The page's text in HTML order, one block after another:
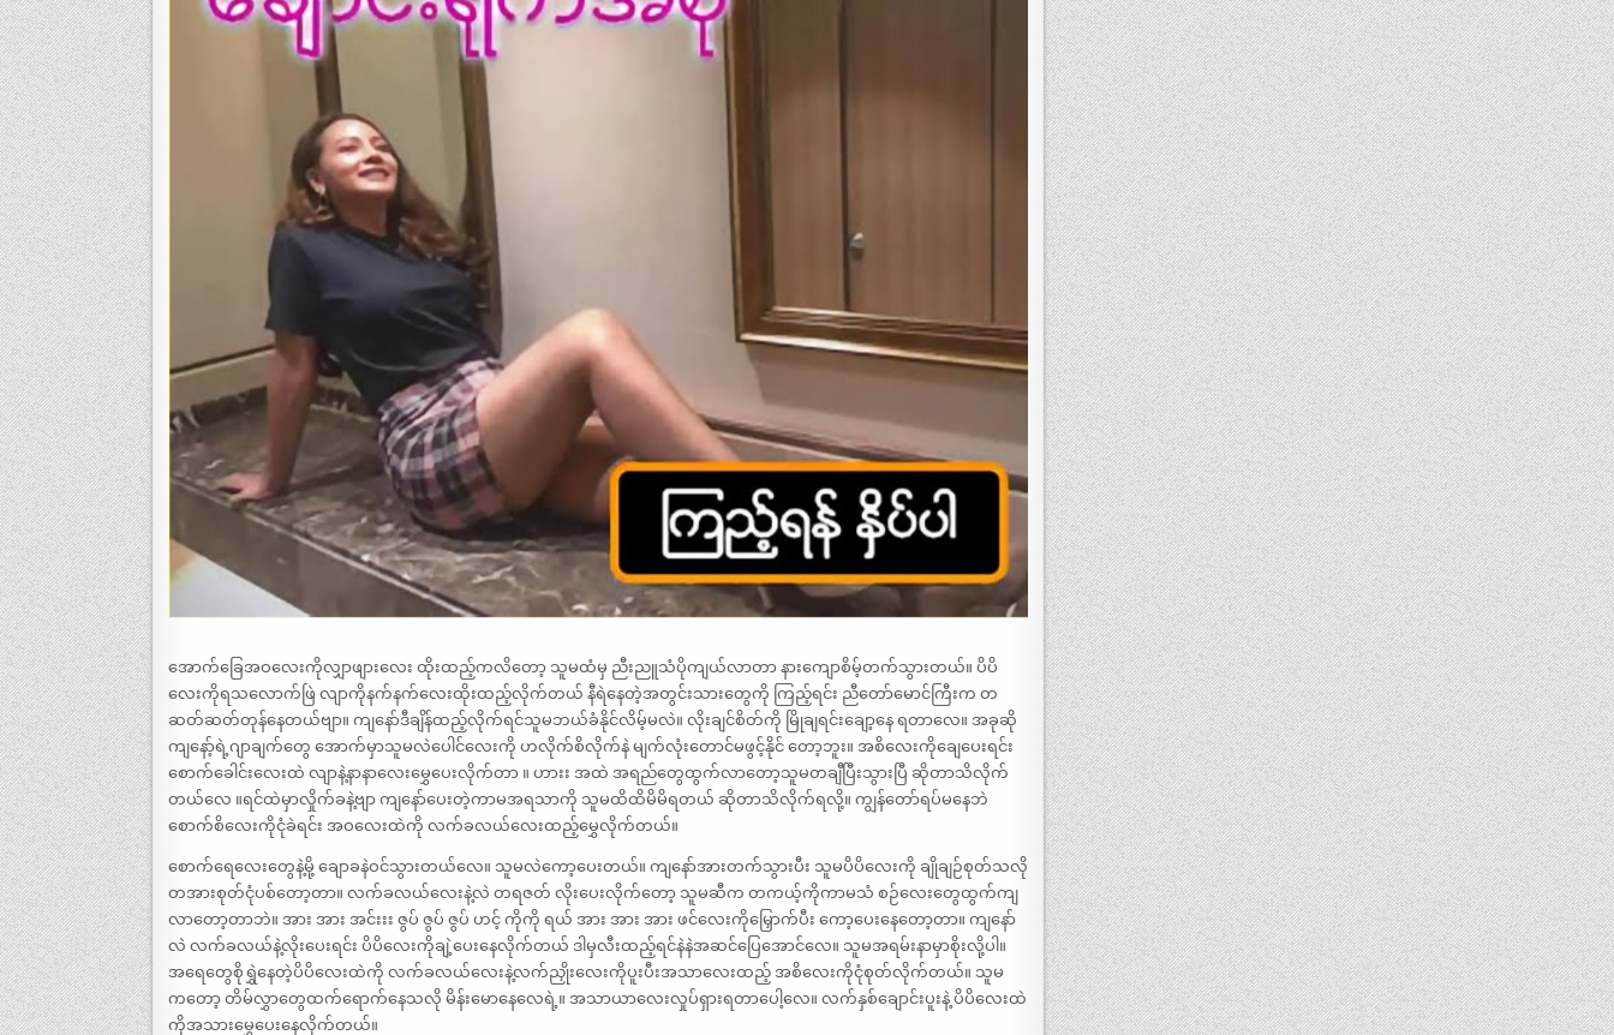
အောက်ခြေအဝလေးကိုလျှာဖျားလေး ထိုးထည့်ကလိတော့ သူမထံမှ ညီးညူသံပိုကျယ်လာတာ နားကျောစိမ့်တက်သွားတယ်။ ပိပိ
လေးကိုရသလောက်ဖြဲ လျာကိုနက်နက်လေးထိုးထည့်လိုက်တယ် နီရဲနေတဲ့အတွင်းသားတွေကို ကြည့်ရင်း ညီတော်မောင်ကြီးက တ
ဆတ်ဆတ်တုန်နေတယ်ဗျာ။ ကျနော်ဒီချိန်ထည့်လိုက်ရင်သူမဘယ်ခံနိုင်လိမ့်မလဲ။ လိုးချင်စိတ်ကို မြိုချရင်းချော့နေ ရတာလေ။ အခုဆို
ကျနော့်ရဲ့ဂျာချက်တွေ အောက်မှာသူမလဲပေါင်လေးကို ဟလိုက်စိလိုက်နဲ မျက်လုံးတောင်မဖွင့်နိုင် တော့ဘူး။ အစိလေးကိုချေပေးရင်း
စောက်ခေါင်းလေးထဲ လျာနဲ့နာနာလေးမွှေပေးလိုက်တာ ။ ဟားး အထဲ အရည်တွေထွက်လာတော့သူမတချီပြီးသွားပြီ ဆိုတာသိလိုက်
တယ်လေ ။ရင်ထဲမှာလှိုက်ခနဲ့ဗျာ ကျနော်ပေးတဲ့ကာမအရသာကို သူမထိထိမိမိရတယ် ဆိုတာသိလိုက်ရလို့။ ကျွန်တော်ရပ်မနေဘဲ
စောက်စိလေးကိုငုံခဲရင်း အဝလေးထဲကို လက်ခလယ်လေးထည့်မွှေလိုက်တယ်။
စောက်ရေလေးတွေနဲ့မို့ ချောခနဲဝင်သွားတယ်လေ။ သူမလဲကော့ပေးတယ်။ ကျနော်အားတက်သွားပီး သူမပိပိလေးကို ချိုချဉ်စုတ်သလို
တအားစုတ်ငုံပစ်တော့တာ။ လက်ခလယ်လေးနဲ့လဲ တရဇတ် လိုးပေးလိုက်တော့ သူမဆီက တကယ့်ကိုကာမသံ စဉ်လေးတွေထွက်ကျ
လာတော့တာဘဲ။ အား အား အင်းးး ဇွပ် ဇွပ် ဇွပ် ဟင့် ကိုကို ရယ် အား အား အား ဖင်လေးကိုမြှောက်ပီး ကော့ပေးနေတော့တာ။ ကျနော်
လဲ လက်ခလယ်နဲ့လိုးပေးရင်း ပိပိလေးကိုချဲ့ပေးနေလိုက်တယ် ဒါမှလီးထည့်ရင်နဲနဲအဆင်ပြေအောင်လေ။ သူမအရမ်းနာမှာစိုးလို့ပါ။
အရေတွေစိုရွှဲနေတဲ့ပိပိလေးထဲကို လက်ခလယ်လေးနဲ့လက်ညှိုးလေးကိုပူးပီးအသာလေးထည့် အစိလေးကိုငုံစုတ်လိုက်တယ်။ သူမ
ကတော့ တိမ်လွှာတွေထက်ရောက်နေသလို မိန်းမောနေလေရဲ့။ အသာယာလေးလှုပ်ရှားရတာပေါ့လေ။ လက်နှစ်ချောင်းပူးနဲ့ ပိပိလေးထဲ
ကိုအသားမွှေပေးနေလိုက်တယ်။